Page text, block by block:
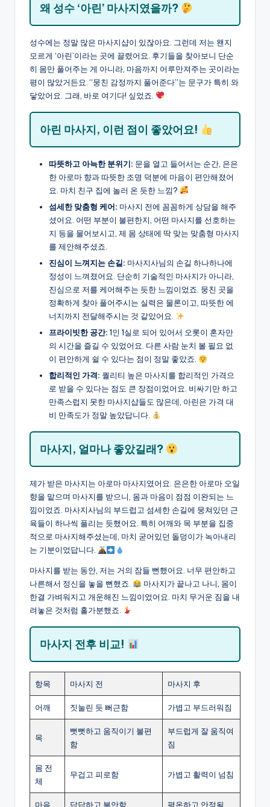
왜 성수 ‘아린’ 마사지였을까?
성수에는 정말 많은 마사지샵이 있잖아요. 그런데 저는 왠지
모르게 ‘아린’이라는 곳에 끌렸어요. 후기들을 찾아보니 단순
히 몸만 풀어주는 게 아니라, 마음까지 어루만져주는 곳이라는
평이 많았거든요. “뭉친 감정까지 풀어준다”는 문구가 특히 와
닿았어요. 그래, 바로 여기다! 싶었죠.
아린 마사지, 이런 점이 좋았어요!
따뜻하고 아늑한 분위기: 문을 열고 들어서는 순간, 은은
한 아로마 향과 따뜻한 조명 덕분에 마음이 편안해졌어
요. 마치 친구 집에 놀러 온 듯한 느낌?
섬세한 맞춤형 케어: 마사지 전에 꼼꼼하게 상담을 해주
셨어요. 어떤 부분이 불편한지, 어떤 마사지를 선호하는
지 등을 물어보시고, 제 몸 상태에 딱 맞는 맞춤형 마사지
를 제안해주셨죠.
진심이 느껴지는 손길: 마사지사님의 손길 하나하나에
정성이 느껴졌어요. 단순히 기술적인 마사지가 아니라,
진심으로 저를 케어해주는 듯한 느낌이었죠. 뭉친 곳을
정확하게 찾아 풀어주시는 실력은 물론이고, 따뜻한 에
너지까지 전달해주시는 것 같았어요.
프라이빗한 공간: 1인 1실로 되어 있어서 오롯이 혼자만
의 시간을 즐길 수 있었어요. 다른 사람 눈치 볼 필요 없
이 편안하게 쉴 수 있다는 점이 정말 좋았죠.
합리적인 가격: 퀄리티 높은 마사지를 합리적인 가격으
로 받을 수 있다는 점도 큰 장점이었어요. 비싸기만 하고
만족스럽지 못한 마사지샵들도 많은데, 아린은 가격 대
비 만족도가 정말 높았답니다.
마사지, 얼마나 좋았길래?
제가 받은 마사지는 아로마 마사지였어요. 은은한 아로마 오일
향을 맡으며 마사지를 받으니, 몸과 마음이 점점 이완되는 느
낌이었죠. 마사지사님의 부드럽고 섬세한 손길에 뭉쳐있던 근
육들이 하나씩 풀리는 듯했어요. 특히 어깨와 목 부분을 집중
적으로 마사지해주셨는데, 마치 굳어있던 돌덩이가 녹아내리
는 기분이었답니다.
마사지를 받는 동안, 저는 거의 잠들 뻔했어요. 너무 편안하고
나른해서 정신을 놓을 뻔했죠.
마사지가 끝나고 나니, 몸이
한결 가벼워지고 개운해진 느낌이었어요. 마치 무거운 짐을 내
려놓은 것처럼 홀가분했죠.
마사지 전후 비교!
항목 마사지 전 마사지 후
어깨 짓눌린 듯 뻐근함 가볍고 부드러워짐
목
뻣뻣하고 움직이기 불편
함
부드럽게 잘 움직여
짐
몸 전
체
무겁고 피로함 가볍고 활력이 넘침
마음 답답하고 불안함 평온하고 안정됨